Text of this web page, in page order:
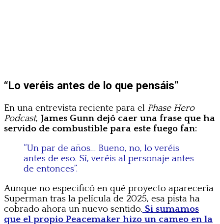
“Lo veréis antes de lo que pensáis”
En una entrevista reciente para el Phase Hero
Podcast, James Gunn dejó caer una frase que ha
servido de combustible para este fuego fan:
“Un par de años… Bueno, no, lo veréis
antes de eso. Sí, veréis al personaje antes
de entonces”.
Aunque no especificó en qué proyecto aparecería
Superman tras la película de 2025, esa pista ha
cobrado ahora un nuevo sentido. Si sumamos
que el propio Peacemaker hizo un cameo en la